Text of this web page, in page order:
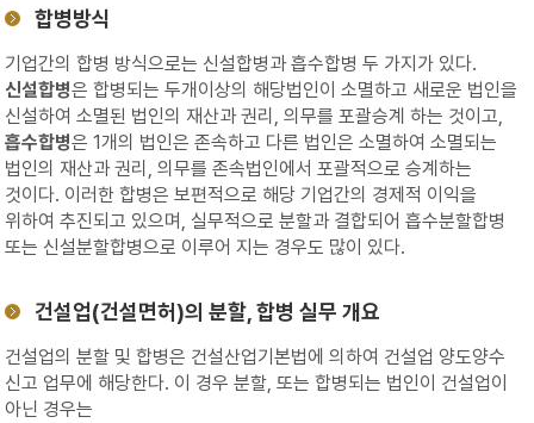
합병방식
기업간의 합병 방식으로는 신설합병과 흡수합병 두 가지가 있다.
신설합병은 합병되는 두개이상의 해당법인이 소멸하고 새로운 법인을
신설하여 소멸된 법인의 재산과 권리, 의무를 포괄승계 하는 것이고,
흡수합병은 1개의 법인은 존속하고 다른 법인은 소멸하여 소멸되는
법인의 재산과 권리, 의무를 존속법인에서 포괄적으로 승계하는
것이다. 이러한 합병은 보편적으로 해당 기업간의 경제적 이익을
위하여 추진되고 있으며, 실무적으로 분할과 결합되어 흡수분할합병
또는 신설분할합병으로 이루어 지는 경우도 많이 있다.
건설업(건설면허)의 분할, 합병 실무 개요
건설업의 분할 및 합병은 건설산업기본법에 의하여 건설업 양도양수
신고 업무에 해당한다. 이 경우 분할, 또는 합병되는 법인이 건설업이
아닌 경우는